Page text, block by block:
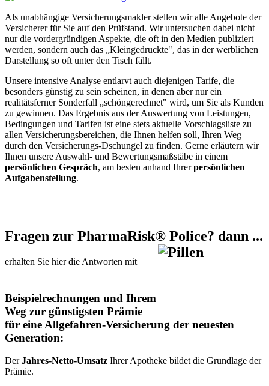
Als unabhängige Versicherungsmakler stellen wir alle Angebote der
Versicherer für Sie auf den Prüfstand. Wir untersuchen dabei nicht
nur die vordergründigen Aspekte, die oft in den Medien publiziert
werden, sondern auch das „Kleingedruckte", das in der werblichen
Darstellung so oft unter den Tisch fällt.
Unsere intensive Analyse entlarvt auch diejenigen Tarife, die
besonders günstig zu sein scheinen, in denen aber nur ein
realitätsferner Sonderfall „schöngerechnet" wird, um Sie als Kunden
zu gewinnen. Das Ergebnis aus der Auswertung von Leistungen,
Bedingungen und Tarifen ist eine stets aktuelle Vorschlagsliste zu
allen Versicherungsbereichen, die Ihnen helfen soll, Ihren Weg
durch den Versicherungs-Dschungel zu finden. Gerne erläutern wir
Ihnen unsere Auswahl- und Bewertungsmaßstäbe in einem
persönlichen Gespräch, am besten anhand Ihrerpersönlichen
Aufgabenstellung.
Fragen zur PharmaRisk® Police? dann ...
erhalten Sie hier die Antworten mit
Beispielrechnungen und Ihrem
Weg zur günstigsten Prämie
für eine Allgefahren-Versicherung der neuesten
Generation:
DerJahres-Netto-Umsatz Ihrer Apotheke bildet die Grundlage der
Prämie.